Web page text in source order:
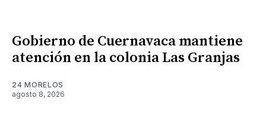
Gobierno de Cuernavaca mantiene
atención en la colonia Las Granjas
24 MORELOS
agosto 8, 2026